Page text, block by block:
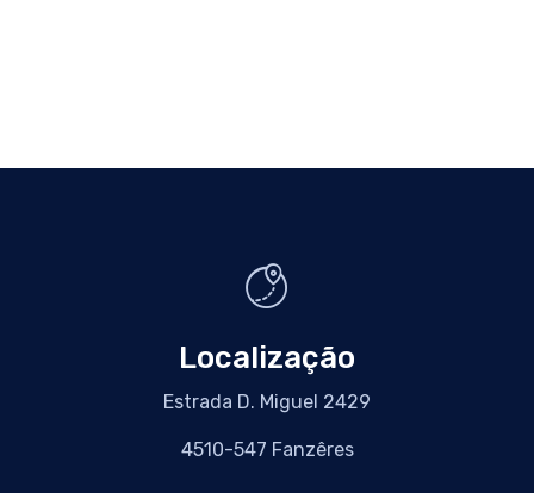
Localização
Estrada D. Miguel 2429
4510-547 Fanzêres